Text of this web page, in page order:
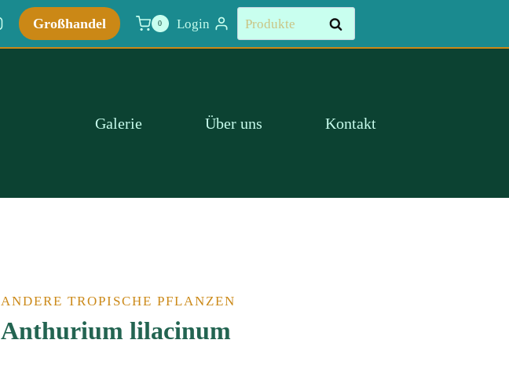
Großhandel 0 Login
Suchen
nach:
Suchen
Galerie Über uns Kontakt
ANDERE TROPISCHE PFLANZEN
Anthurium lilacinum